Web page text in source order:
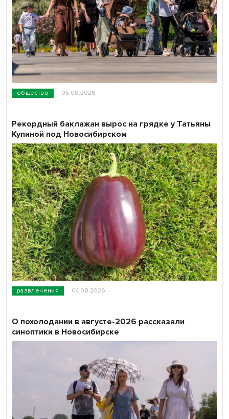
общество 05.08.2026
развлечения 04.08.2026
Рекордный баклажан вырос на грядке у Татьяны
Купиной под Новосибирском
О похолодании в августе-2026 рассказали
синоптики в Новосибирске